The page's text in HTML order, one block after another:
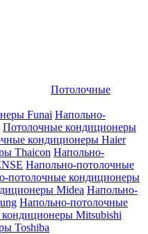
Потолочные
Funai Напольно-
Потолочные кондиционеры
кондиционеры Haier
Thaicon Напольно-
Напольно-потолочные
потолочные кондиционеры
Midea Напольно-
Напольно-потолочные
Mitsubishi
Toshiba